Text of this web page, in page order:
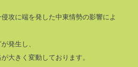
攻に端を発した中東情勢の影響によ
発生し、
大きく変動しております。